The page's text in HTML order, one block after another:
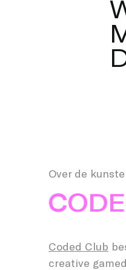
Over de
Coded Club
creative